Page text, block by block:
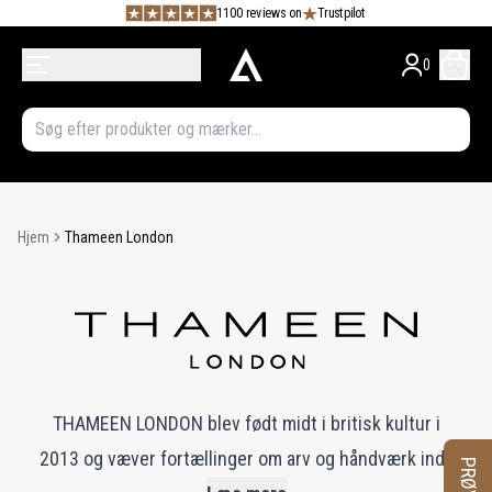
1100 reviews on Trustpilot
0
Hjem Thameen London
THAMEEN LONDON blev født midt i britisk kultur i
2013 og væver fortællinger om arv og håndværk ind i